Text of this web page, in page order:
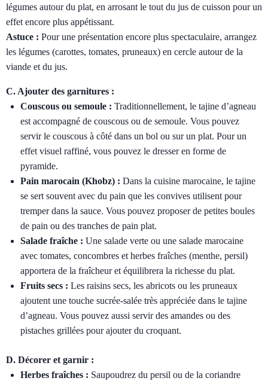
légumes autour du plat, en arrosant le tout du jus de cuisson pour un
effet encore plus appétissant.
Astuce : Pour une présentation encore plus spectaculaire, arrangez
les légumes (carottes, tomates, pruneaux) en cercle autour de la
viande et du jus.
C. Ajouter des garnitures :
Couscous ou semoule : Traditionnellement, le tajine d’agneau
est accompagné de couscous ou de semoule. Vous pouvez
servir le couscous à côté dans un bol ou sur un plat. Pour un
effet visuel raffiné, vous pouvez le dresser en forme de
pyramide.
Pain marocain (Khobz) : Dans la cuisine marocaine, le tajine
se sert souvent avec du pain que les convives utilisent pour
tremper dans la sauce. Vous pouvez proposer de petites boules
de pain ou des tranches de pain plat.
Salade fraîche : Une salade verte ou une salade marocaine
avec tomates, concombres et herbes fraîches (menthe, persil)
apportera de la fraîcheur et équilibrera la richesse du plat.
Fruits secs : Les raisins secs, les abricots ou les pruneaux
ajoutent une touche sucrée-salée très appréciée dans le tajine
d’agneau. Vous pouvez aussi servir des amandes ou des
pistaches grillées pour ajouter du croquant.
D. Décorer et garnir :
Herbes fraîches : Saupoudrez du persil ou de la coriandre